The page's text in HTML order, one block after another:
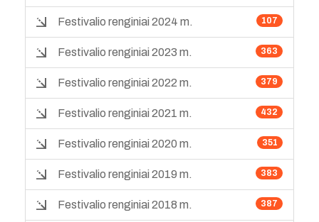
107
Festivalio renginiai 2024 m.
363
Festivalio renginiai 2023 m.
379
Festivalio renginiai 2022 m.
432
Festivalio renginiai 2021 m.
351
Festivalio renginiai 2020 m.
383
Festivalio renginiai 2019 m.
387
Festivalio renginiai 2018 m.